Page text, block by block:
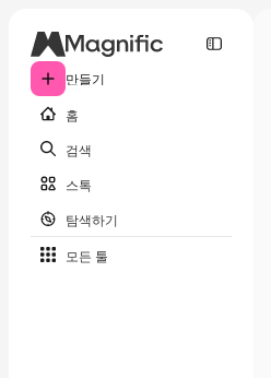
만들기
홈
검색
스톡
탐색하기
모든 툴